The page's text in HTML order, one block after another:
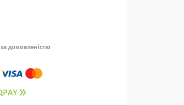
за домовленістю